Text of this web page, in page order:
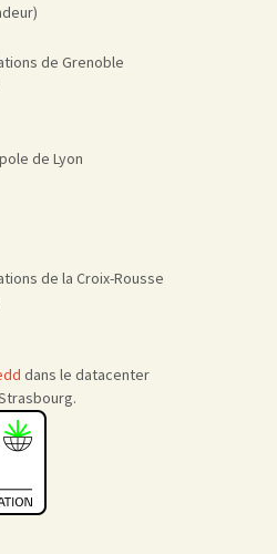
de Grenoble
de Lyon
de la Croix-Rousse
dans le datacenter